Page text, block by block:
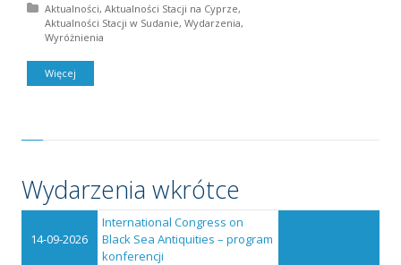
Posted in:
Aktualności Aktualności Stacji na Cyprze
Aktualności Stacji w Sudanie Wydarzenia
Wyróżnienia
Więcej
Wydarzenia wkrótce
14-09-2026
International Congress on
Black Sea Antiquities – program
konferencji